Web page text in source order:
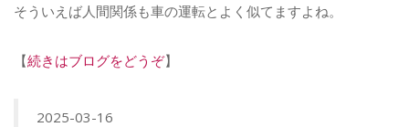
そういえば人間関係も車の運転とよく似てますよね。
【続きはブログをどうぞ】
2025-03-16